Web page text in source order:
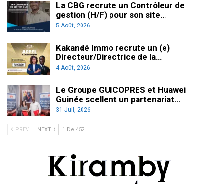
La CBG recrute un Contrôleur de
gestion (H/F) pour son site…
5 Août, 2026
Kakandé Immo recrute un (e)
Directeur/Directrice de la…
4 Août, 2026
Le Groupe GUICOPRES et Huawei
Guinée scellent un partenariat…
31 Juil, 2026
PREV NEXT 1 De 452